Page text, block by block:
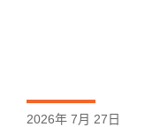
2026年 7月 27日